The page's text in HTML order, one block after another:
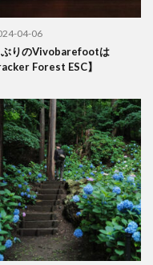
04-06
りのVivobarefootは
Forest ESC】